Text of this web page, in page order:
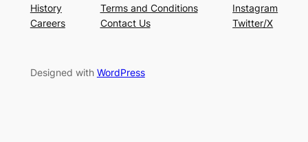
History
Careers
Terms and Conditions
Contact Us
Instagram
Twitter/X
Designed with WordPress